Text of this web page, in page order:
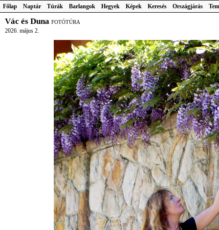
Főlap Naptár Túrák Barlangok Hegyek Képek Keresés Országjárás
Vác és Duna FOTÓTÚRA
2026. május 2.